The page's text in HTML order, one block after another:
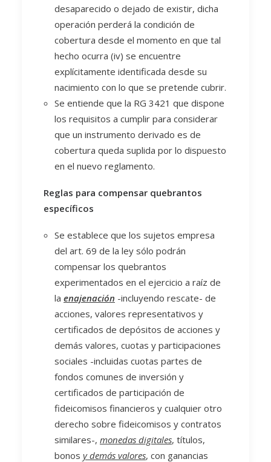
desaparecido o dejado de existir, dicha
operación perderá la condición de
cobertura desde el momento en que tal
hecho ocurra (iv) se encuentre
explícitamente identificada desde su
nacimiento con lo que se pretende cubrir.
Se entiende que la RG 3421 que dispone
los requisitos a cumplir para considerar
que un instrumento derivado es de
cobertura queda suplida por lo dispuesto
en el nuevo reglamento.
Reglas para compensar quebrantos
específicos
Se establece que los sujetos empresa
del art. 69 de la ley sólo podrán
compensar los quebrantos
experimentados en el ejercicio a raíz de
la enajenación -incluyendo rescate- de
acciones, valores representativos y
certificados de depósitos de acciones y
demás valores, cuotas y participaciones
sociales -incluidas cuotas partes de
fondos comunes de inversión y
certificados de participación de
fideicomisos financieros y cualquier otro
derecho sobre fideicomisos y contratos
similares-, monedas digitales, títulos,
bonos y demás valores, con ganancias